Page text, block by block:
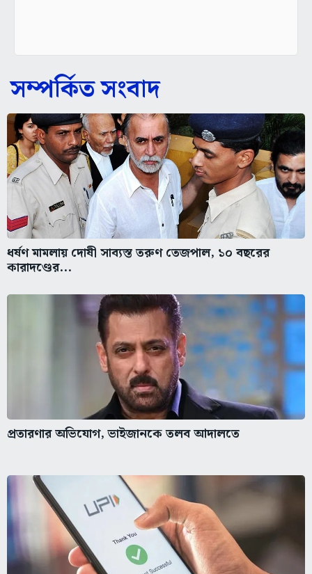
সম্পর্কিত সংবাদ
ধর্ষণ মামলায় দোষী সাব্যস্ত তরুণ তেজপাল, ১০ বছরের
কারাদণ্ডের...
প্রতারণার অভিযোগ, ভাইজানকে তলব আদালতে